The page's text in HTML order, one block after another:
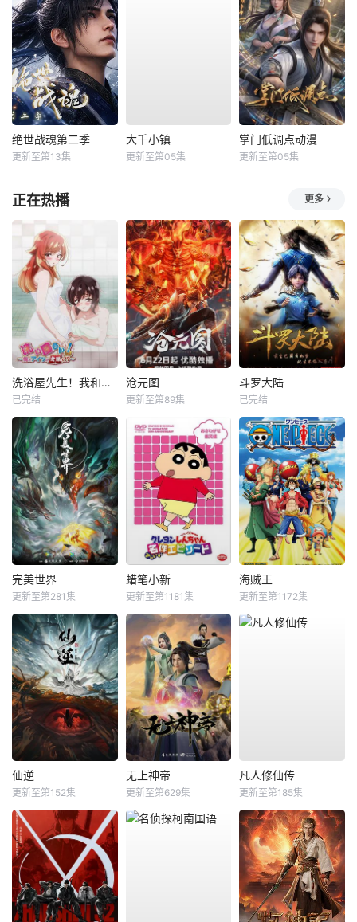
绝世战魂第二季
更新至第13集
大千小镇
更新至第05集
掌门低调点动漫
更新至第05集
正在热播 更多
洗浴屋先生！我和那家伙在女浴池！？
已完结
沧元图
更新至第89集
斗罗大陆
已完结
完美世界
更新至第281集
蜡笔小新
更新至第1181集
海贼王
更新至第1172集
仙逆
更新至第152集
无上神帝
更新至第629集
凡人修仙传
更新至第185集